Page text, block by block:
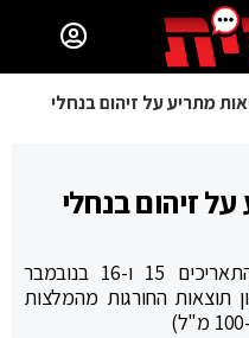
מתריע על זיהום בנחלי
זיהום בנחלי
בבדיקות לחיידקים בדיגומים מהתאריכים 15 ו-16 בנובמבר
תוצאות החורגות מהמלצות